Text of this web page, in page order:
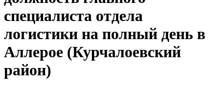
специалиста отдела
логистики на полный день в
Аллерое (Курчалоевский
район)